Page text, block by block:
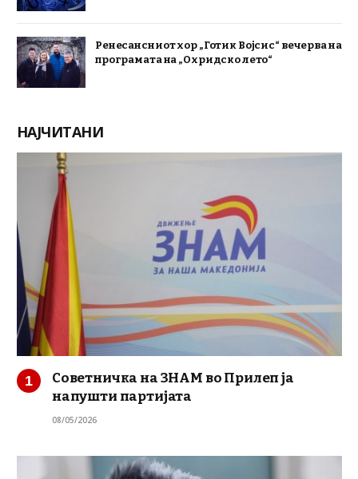
Ренесансниот хор „Готик Војсис“ вечерва на
програмата на „Охридско лето“
НАЈЧИТАНИ
Советничка на ЗНАМ во Прилеп ја
напушти партијата
08/05/2026